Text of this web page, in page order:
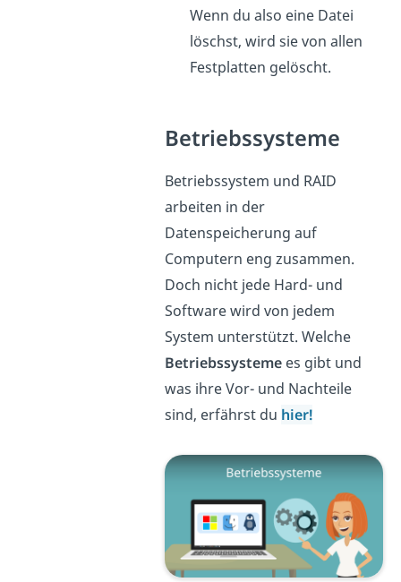
Wenn du also eine Datei
löschst, wird sie von allen
Festplatten gelöscht.
Betriebssysteme
Betriebssystem und RAID
arbeiten in der
Datenspeicherung auf
Computern eng zusammen.
Doch nicht jede Hard- und
Software wird von jedem
System unterstützt. Welche
Betriebssysteme es gibt und
was ihre Vor- und Nachteile
sind, erfährst du hier!